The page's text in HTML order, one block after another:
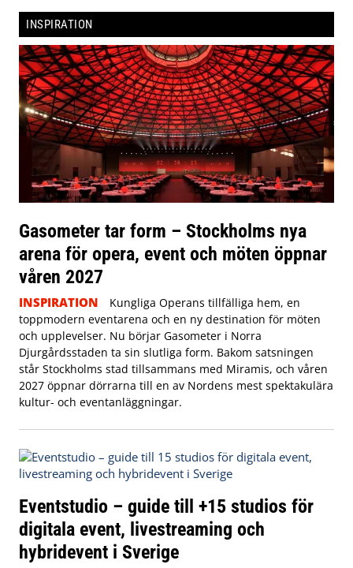
INSPIRATION
Gasometer tar form – Stockholms nya
arena för opera, event och möten öppnar
våren 2027
INSPIRATION
Kungliga Operans tillfälliga hem, en
toppmodern eventarena och en ny destination för möten
och upplevelser. Nu börjar Gasometer i Norra
Djurgårdsstaden ta sin slutliga form. Bakom satsningen
står Stockholms stad tillsammans med Miramis, och våren
2027 öppnar dörrarna till en av Nordens mest spektakulära
kultur- och eventanläggningar.
Eventstudio – guide till +15 studios för
digitala event, livestreaming och
hybridevent i Sverige